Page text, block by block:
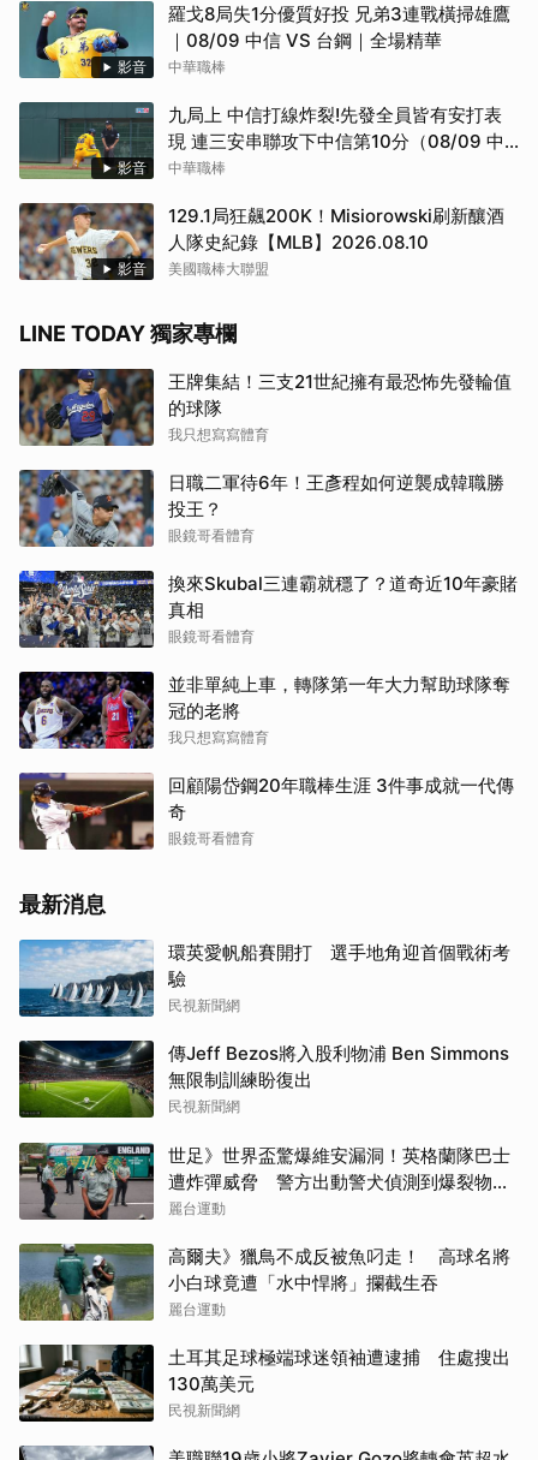
影音
羅戈8局失1分優質好投 兄弟3連戰橫掃雄鷹
｜08/09 中信 VS 台鋼｜全場精華
中華職棒
影音
九局上 中信打線炸裂!先發全員皆有安打表
現 連三安串聯攻下中信第10分（08/09 中
信 VS 台鋼）
中華職棒
影音
129.1局狂飆200K！Misiorowski刷新釀酒
人隊史紀錄【MLB】2026.08.10
美國職棒大聯盟
LINE TODAY 獨家專欄
王牌集結！三支21世紀擁有最恐怖先發輪值
的球隊
我只想寫寫體育
日職二軍待6年！王彥程如何逆襲成韓職勝
投王？
眼鏡哥看體育
換來Skubal三連霸就穩了？道奇近10年豪賭
真相
眼鏡哥看體育
並非單純上車，轉隊第一年大力幫助球隊奪
冠的老將
我只想寫寫體育
回顧陽岱鋼20年職棒生涯 3件事成就一代傳
奇
眼鏡哥看體育
最新消息
環英愛帆船賽開打 選手地角迎首個戰術考
驗
民視新聞網
傳Jeff Bezos將入股利物浦 Ben Simmons
無限制訓練盼復出
民視新聞網
世足》世界盃驚爆維安漏洞！英格蘭隊巴士
遭炸彈威脅 警方出動警犬偵測到爆裂物幸
好虛驚一場
麗台運動
高爾夫》獵鳥不成反被魚叼走！ 高球名將
小白球竟遭「水中悍將」攔截生吞
麗台運動
土耳其足球極端球迷領袖遭逮捕 住處搜出
130萬美元
民視新聞網